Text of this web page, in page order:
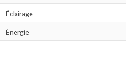
Éclairage
Énergie